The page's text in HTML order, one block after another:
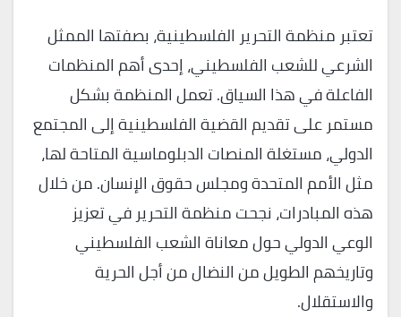
تعتبر منظمة التحرير الفلسطينية، بصفتها الممثل
الشرعي للشعب الفلسطيني، إحدى أهم المنظمات
الفاعلة في هذا السياق. تعمل المنظمة بشكل
مستمر على تقديم القضية الفلسطينية إلى المجتمع
الدولي، مستغلة المنصات الدبلوماسية المتاحة لها،
مثل الأمم المتحدة ومجلس حقوق الإنسان. من خلال
هذه المبادرات، نجحت منظمة التحرير في تعزيز
الوعي الدولي حول معاناة الشعب الفلسطيني
وتاريخهم الطويل من النضال من أجل الحرية
والاستقلال.